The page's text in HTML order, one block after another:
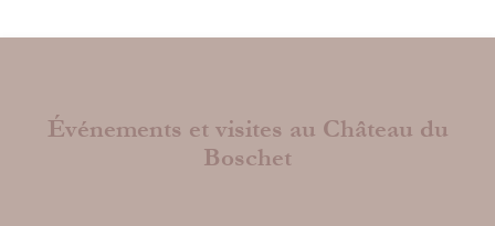
CHAMBRE D'HÔTES
Nous vous proposons 3 chambres d'hôtes
à l'ambiance raffinée et aux prestations
haut de gamme.
Événements et visites au Château du
Boschet